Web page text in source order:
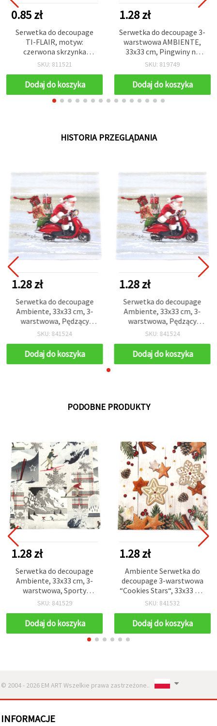
0.85 zł
Serwetka do decoupage
TI-FLAIR, motyw:
czerwona skrzynka
pocztowa, 3-warstwowa,
SKU: 811521
Dodaj do koszyka
1.28 zł
Serwetka do decoupage 3-
warstwowa AMBIENTE,
33x33 cm, Pingwiny na
łyżwach – 1 szt.
SKU: 819749
Dodaj do koszyka
HISTORIA PRZEGLĄDANIA
1.28 zł
Serwetka do decoupage
Ambiente, 33x33 cm, 3-
warstwowa, Pędzący
Mikołaj - 1 szt.
SKU: 841524
Dodaj do koszyka
1.28 zł
Serwetka do decoupage
Ambiente, 33x33 cm, 3-
warstwowa, Pędzący
Mikołaj - 1 szt.
SKU: 841524
Dodaj do koszyka
PODOBNE PRODUKTY
1.28 zł
Serwetka do decoupage
Ambiente, 33x33 cm, 3-
warstwowa, Sporty
zimowe - 1 sztuka
SKU: 841529
Dodaj do koszyka
1.28 zł
Ambiente Serwetka do
decoupage 3-warstwowa
“Cookies Stars“, 33x33 cm
- 1 szt.
SKU: 841532
Dodaj do koszyka
© 2004 - 2026 EM ART Wszelkie prawa zastrzeżone..
INFORMACJE